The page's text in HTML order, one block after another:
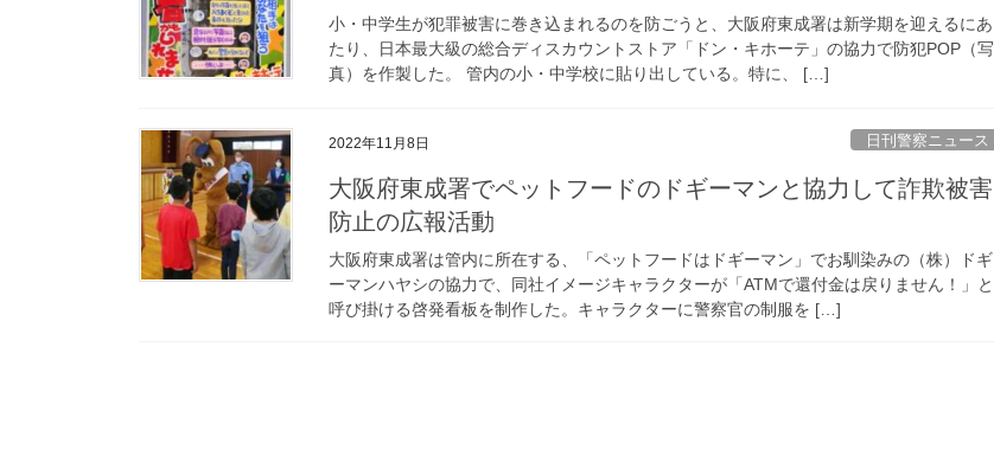
小・中学生が犯罪被害に巻き込まれるのを防ごうと、大阪府東成署は新学期を迎えるにあ
たり、日本最大級の総合ディスカウントストア「ドン・キホーテ」の協力で防犯POP（写
真）を作製した。 管内の小・中学校に貼り出している。特に、 […]
2022年11月8日 日刊警察ニュース
大阪府東成署でペットフードのドギーマンと協力して詐欺被害
防止の広報活動
大阪府東成署は管内に所在する、「ペットフードはドギーマン」でお馴染みの（株）ドギ
ーマンハヤシの協力で、同社イメージキャラクターが「ATMで還付金は戻りません！」と
呼び掛ける啓発看板を制作した。キャラクターに警察官の制服を […]